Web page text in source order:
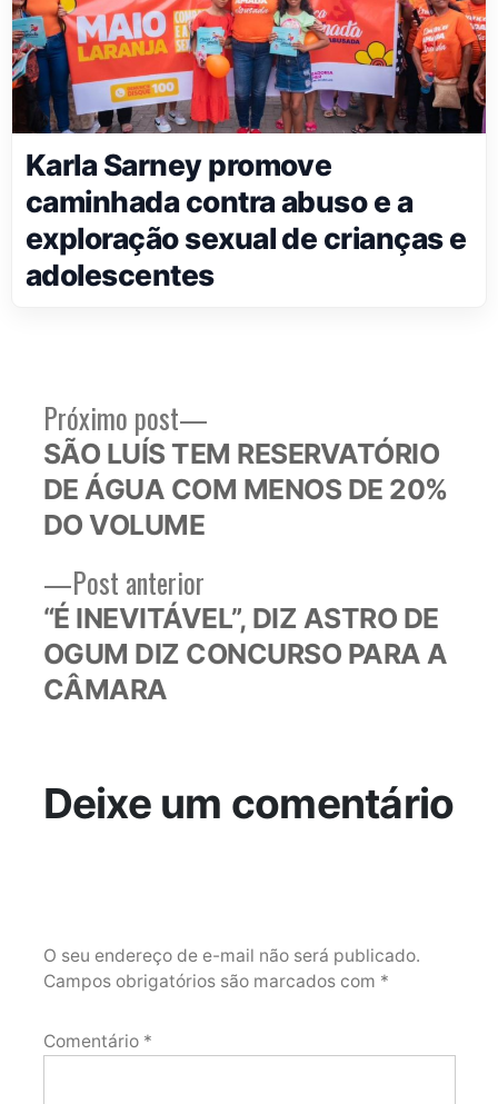
Karla Sarney promove
caminhada contra abuso e a
exploração sexual de crianças e
adolescentes
Navegação
de
Post
Post anteriorPost
anterior:
“É INEVITÁVEL”, DIZ ASTRO DE
OGUM DIZ CONCURSO PARA A
CÂMARA
Próximo post
Próximo
post:
SÃO LUÍS TEM RESERVATÓRIO
DE ÁGUA COM MENOS DE 20%
DO VOLUME
Deixe um comentário
O seu endereço de e-mail não será publicado.
Campos obrigatórios são marcados com *
Comentário *